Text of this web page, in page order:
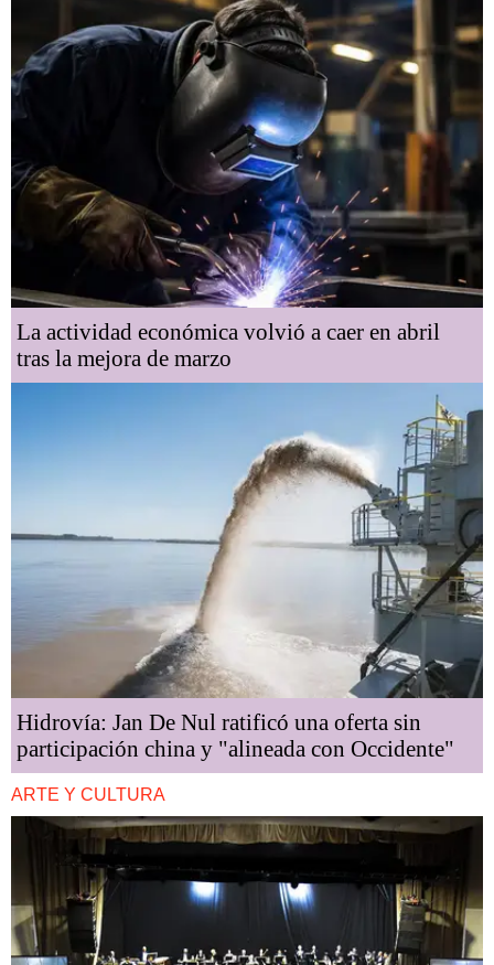
La actividad económica volvió a caer en abril
tras la mejora de marzo
Hidrovía: Jan De Nul ratificó una oferta sin
participación china y "alineada con Occidente"
ARTE Y CULTURA